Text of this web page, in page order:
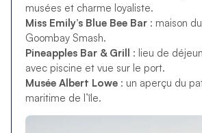
musées et charme loyaliste.
Miss Emily’s Blue Bee Bar: maison
Goombay Smash.
Pineapples Bar & Grill : lieu de
avec piscine et vue sur le port.
Musée Albert Lowe: un aperçu du
maritime de l’île.